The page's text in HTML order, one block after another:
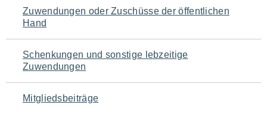
Zuwendungen oder Zuschüsse der öffentlichen
Hand
Schenkungen und sonstige lebzeitige
Zuwendungen
Mitgliedsbeiträge